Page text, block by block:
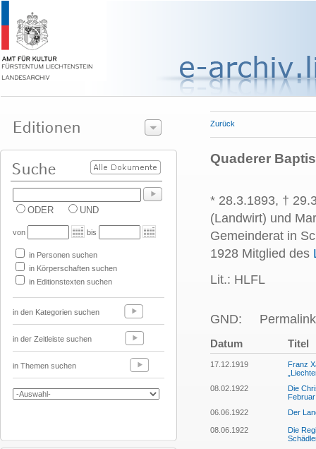
ODER UND
von bis
in Personen suchen
in Körperschaften suchen
in Editionstexten suchen
in den Kategorien suchen
in der Zeitleiste suchen
in Themen suchen
Zurück
Quaderer
* 28.3.1893, †
(Landwirt) und
Gemeinderat in
1928 Mitglied des
Lit.: HLFL
GND:
Datum Titel
17.12.1919
Franz
08.02.1922
Die
06.06.1922
Der
08.06.1922
Die